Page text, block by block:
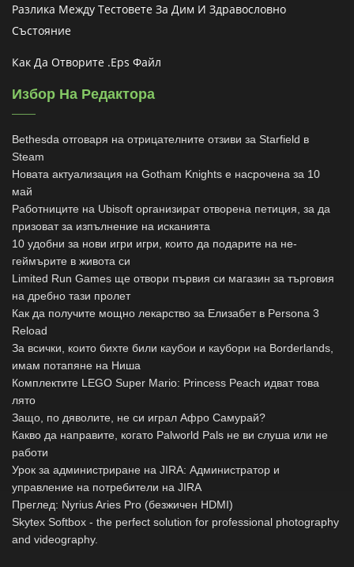
Разлика Между Тестовете За Дим И Здравословно
Състояние
Как Да Отворите .eps Файл
Избор На Редактора
Bethesda отговаря на отрицателните отзиви за Starfield в
Steam
Новата актуализация на Gotham Knights е насрочена за 10
май
Работниците на Ubisoft организират отворена петиция, за да
призоват за изпълнение на исканията
10 удобни за нови игри игри, които да подарите на не-
геймърите в живота си
Limited Run Games ще отвори първия си магазин за търговия
на дребно тази пролет
Как да получите мощно лекарство за Елизабет в Persona 3
Reload
За всички, които бихте били каубои и каубори на Borderlands,
имам потапяне на Ниша
Комплектите LEGO Super Mario: Princess Peach идват това
лято
Защо, по дяволите, не си играл Афро Самурай?
Какво да направите, когато Palworld Pals не ви слуша или не
работи
Урок за администриране на JIRA: Администратор и
управление на потребители на JIRA
Преглед: Nyrius Aries Pro (безжичен HDMI)
Skytex Softbox - the perfect solution for professional photography
and videography.